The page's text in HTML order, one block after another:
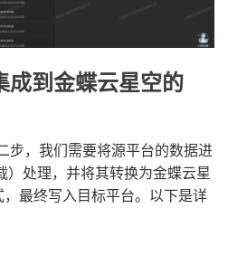
成到金蝶云星空的
步，我们需要将源平台的数据进
处理，并将其转换为金蝶云星
最终写入目标平台。以下是详